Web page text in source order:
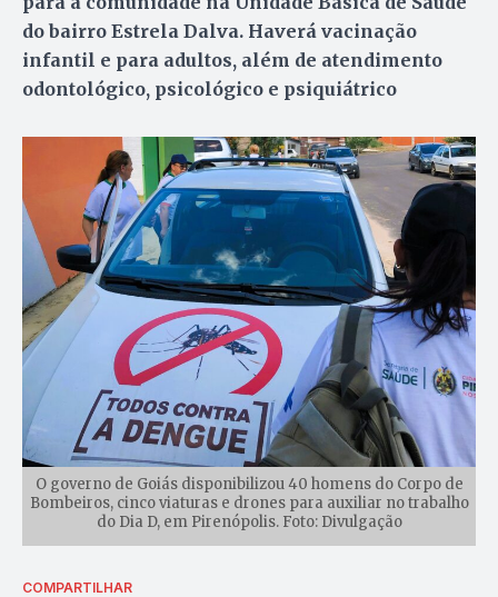
do bairro Estrela Dalva. Haverá vacinação
infantil e para adultos, além de atendimento
odontológico, psicológico e psiquiátrico
O governo de Goiás disponibilizou 40 homens do Corpo de
Bombeiros, cinco viaturas e drones para auxiliar no trabalho
do Dia D, em Pirenópolis. Foto: Divulgação
COMPARTILHAR